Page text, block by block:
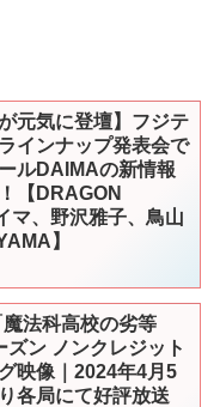
元気に登壇】フジテ
インナップ発表会で
ルDAIMAの新情報
【DRAGON
マ、野沢雅子、鳥山
】
法科高校の劣等
ズン ノンクレジット
映像｜2024年4月5
各局にて好評放送